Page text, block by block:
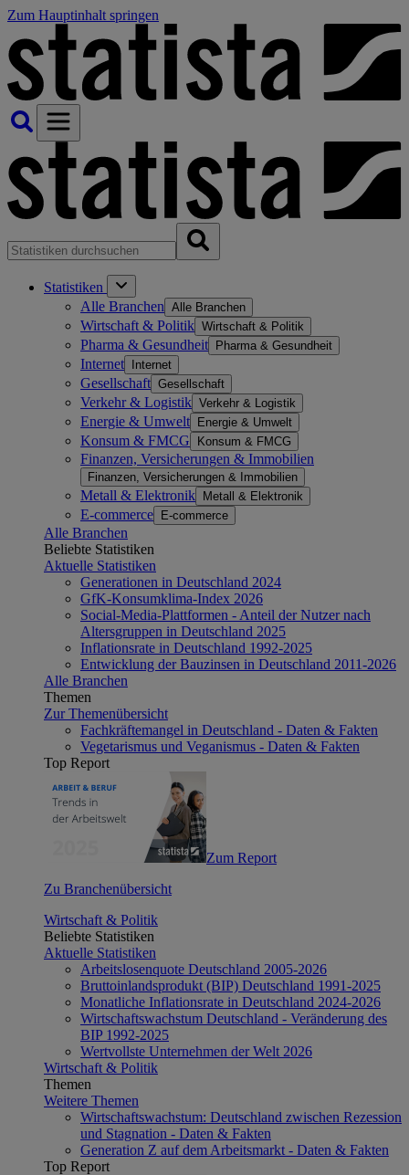
Zum Hauptinhalt springen
Statistiken
Alle Branchen Alle Branchen
Wirtschaft & Politik Wirtschaft & Politik
Pharma & Gesundheit Pharma & Gesundheit
Internet Internet
Gesellschaft Gesellschaft
Verkehr & Logistik Verkehr & Logistik
Energie & Umwelt Energie & Umwelt
Konsum & FMCG Konsum & FMCG
Finanzen, Versicherungen & Immobilien
Finanzen, Versicherungen & Immobilien
Metall & Elektronik Metall & Elektronik
E-commerce E-commerce
Alle Branchen
Beliebte Statistiken
Aktuelle Statistiken
Generationen in Deutschland 2024
GfK-Konsumklima-Index 2026
Social-Media-Plattformen - Anteil der Nutzer nach
Altersgruppen in Deutschland 2025
Inflationsrate in Deutschland 1992-2025
Entwicklung der Bauzinsen in Deutschland 2011-2026
Alle Branchen
Themen
Zur Themenübersicht
Fachkräftemangel in Deutschland - Daten & Fakten
Vegetarismus und Veganismus - Daten & Fakten
Top Report
Zum Report
Zu Branchenübersicht
Wirtschaft & Politik
Beliebte Statistiken
Aktuelle Statistiken
Arbeitslosenquote Deutschland 2005-2026
Bruttoinlandsprodukt (BIP) Deutschland 1991-2025
Monatliche Inflationsrate in Deutschland 2024-2026
Wirtschaftswachstum Deutschland - Veränderung des
BIP 1992-2025
Wertvollste Unternehmen der Welt 2026
Wirtschaft & Politik
Themen
Weitere Themen
Wirtschaftswachstum: Deutschland zwischen Rezession
und Stagnation - Daten & Fakten
Generation Z auf dem Arbeitsmarkt - Daten & Fakten
Top Report